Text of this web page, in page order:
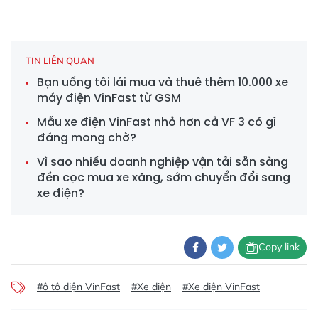
TIN LIÊN QUAN
Bạn uống tôi lái mua và thuê thêm 10.000 xe
máy điện VinFast từ GSM
Mẫu xe điện VinFast nhỏ hơn cả VF 3 có gì
đáng mong chờ?
Vì sao nhiều doanh nghiệp vận tải sẵn sàng
đền cọc mua xe xăng, sớm chuyển đổi sang
xe điện?
Copy link
#ô tô điện VinFast #Xe điện #Xe điện VinFast